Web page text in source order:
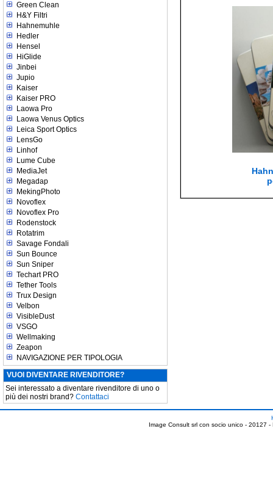
Green Clean
H&Y Filtri
Hahnemuhle
Hedler
Hensel
HiGlide
Jinbei
Jupio
Kaiser
Kaiser PRO
Laowa Pro
Laowa Venus Optics
Leica Sport Optics
LensGo
Linhof
Lume Cube
MediaJet
Megadap
MekingPhoto
Novoflex
Novoflex Pro
Rodenstock
Rotatrim
Savage Fondali
Sun Bounce
Sun Sniper
Techart PRO
Tether Tools
Trux Design
Velbon
VisibleDust
VSGO
Wellmaking
Zeapon
NAVIGAZIONE PER TIPOLOGIA
VUOI DIVENTARE RIVENDITORE?
Sei interessato a diventare rivenditore di uno o
più dei nostri brand? Contattaci
Image Consult srl con socio unico - 20127